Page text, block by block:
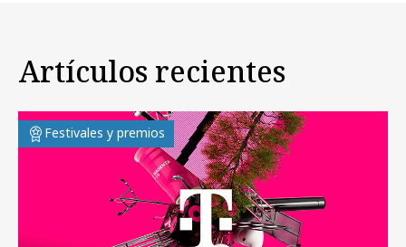
Artículos recientes
Festivales y premios